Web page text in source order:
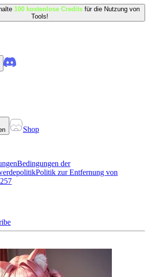
100 kostenlose Credits für die Nutzung von
Tools!
Shop
Bedingungen der
Politik zur Entfernung von